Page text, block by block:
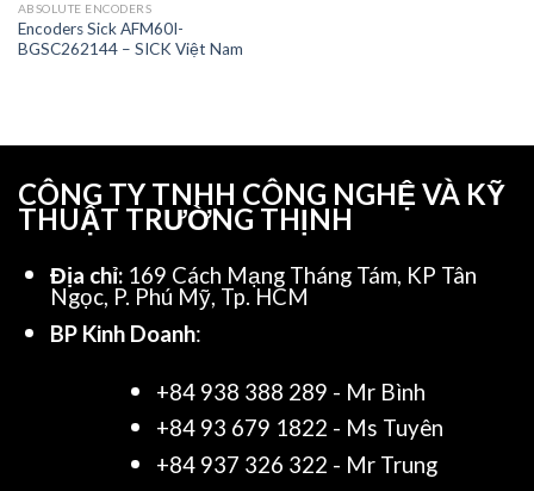
ABSOLUTE ENCODERS
Encoders Sick AFM60I-
BGSC262144 – SICK Việt Nam
CÔNG TY TNHH CÔNG NGHỆ VÀ KỸ
THUẬT TRƯỜNG THỊNH
Địa chỉ: 169 Cách Mạng Tháng Tám, KP Tân
Ngọc, P. Phú Mỹ, Tp. HCM
BP Kinh Doanh:
+84 938 388 289 - Mr Bình
+84 93 679 1822 - Ms Tuyên
+84 937 326 322 - Mr Trung